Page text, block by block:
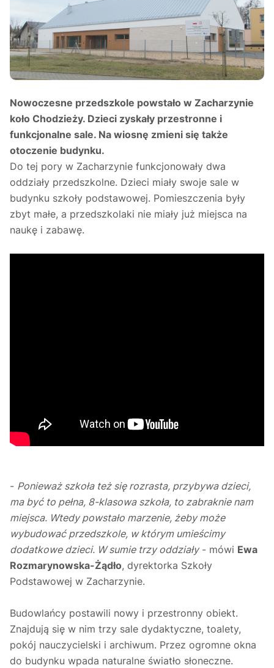
Nowoczesne przedszkole powstało w Zacharzynie
koło Chodzieży. Dzieci zyskały przestronne i
funkcjonalne sale. Na wiosnę zmieni się także
otoczenie budynku.
Do tej pory w Zacharzynie funkcjonowały dwa
oddziały przedszkolne. Dzieci miały swoje sale w
budynku szkoły podstawowej. Pomieszczenia były
zbyt małe, a przedszkolaki nie miały już miejsca na
naukę i zabawę.
- Ponieważ szkoła też się rozrasta, przybywa dzieci,
ma być to pełna, 8-klasowa szkoła, to zabraknie nam
miejsca. Wtedy powstało marzenie, żeby może
wybudować przedszkole, w którym umieścimy
dodatkowe dzieci. W sumie trzy oddziały- mówi Ewa
Rozmarynowska-Żądło, dyrektorka Szkoły
Podstawowej w Zacharzynie.
Budowlańcy postawili nowy i przestronny obiekt.
Znajdują się w nim trzy sale dydaktyczne, toalety,
pokój nauczycielski i archiwum. Przez ogromne okna
do budynku wpada naturalne światło słoneczne.